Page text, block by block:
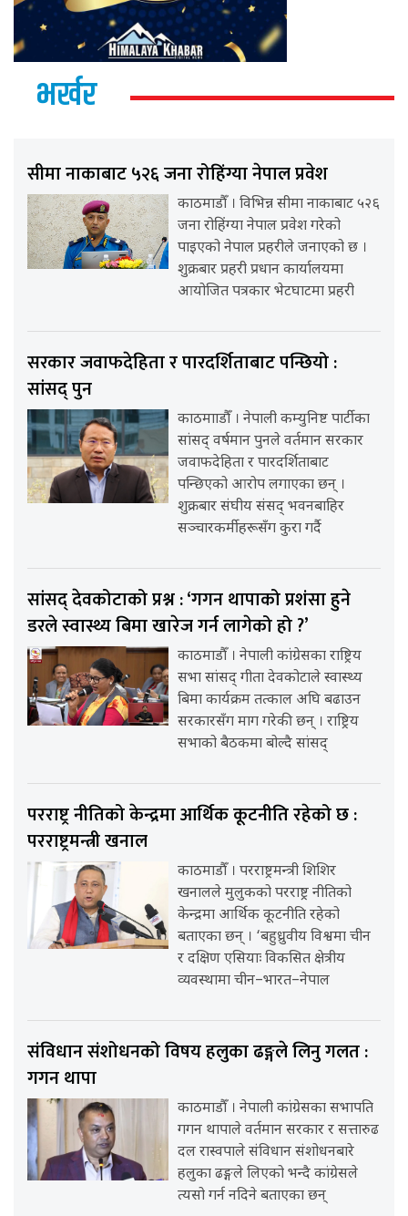
भर्खर
सीमा नाकाबाट ५२६ जना रोहिंग्या नेपाल प्रवेश
काठमाडौँ । विभिन्न सीमा नाकाबाट ५२६
जना रोहिंग्या नेपाल प्रवेश गरेको
पाइएको नेपाल प्रहरीले जनाएको छ ।
शुक्रबार प्रहरी प्रधान कार्यालयमा
आयोजित पत्रकार भेटघाटमा प्रहरी
सरकार जवाफदेहिता र पारदर्शिताबाट पन्छियो :
सांसद् पुन
काठमााडौँ । नेपाली कम्युनिष्ट पार्टीका
सांसद् वर्षमान पुनले वर्तमान सरकार
जवाफदेहिता र पारदर्शिताबाट
पन्छिएको आरोप लगाएका छन् ।
शुक्रबार संघीय संसद् भवनबाहिर
सञ्चारकर्मीहरूसँग कुरा गर्दै
सांसद् देवकोटाको प्रश्न : ‘गगन थापाको प्रशंसा हुने
डरले स्वास्थ्य बिमा खारेज गर्न लागेको हो ?’
काठमाडौँ । नेपाली कांग्रेसका राष्ट्रिय
सभा सांसद् गीता देवकोटाले स्वास्थ्य
बिमा कार्यक्रम तत्काल अघि बढाउन
सरकारसँग माग गरेकी छन् । राष्ट्रिय
सभाको बैठकमा बोल्दै सांसद्
परराष्ट्र नीतिको केन्द्रमा आर्थिक कूटनीति रहेको छ :
परराष्ट्रमन्त्री खनाल
काठमाडौँ । परराष्ट्रमन्त्री शिशिर
खनालले मुलुकको परराष्ट्र नीतिको
केन्द्रमा आर्थिक कूटनीति रहेको
बताएका छन् । ‘बहुध्रुवीय विश्वमा चीन
र दक्षिण एसियाः विकसित क्षेत्रीय
व्यवस्थामा चीन–भारत–नेपाल
संविधान संशोधनको विषय हलुका ढङ्गले लिनु गलत :
गगन थापा
काठमाडौँ । नेपाली कांग्रेसका सभापति
गगन थापाले वर्तमान सरकार र सत्तारुढ
दल रास्वपाले संविधान संशोधनबारे
हलुका ढङ्गले लिएको भन्दै कांग्रेसले
त्यसो गर्न नदिने बताएका छन्